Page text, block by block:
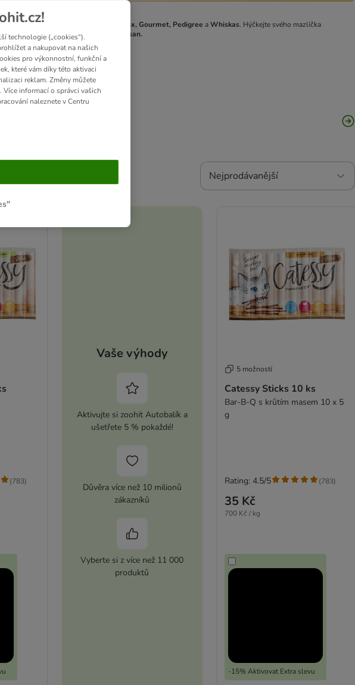
Najdete u nás známé značky jako Felix, Gourmet, Pedigree aWhiskas. Hýčkejte svého mazlíčka
pro kočky:Cat's Best, Benek Catsan.
Nejprodávanější
(783)
Vaše výhody
Aktivujte si zoohit Autobalík a
ušetřete 5 % pokaždé!
Důvěra více než 10 milionů
zákazníků
Vyberte si z více než 11 000
produktů
5 možností
Catessy Sticks 10 ks
Bar-B-Q s krůtím masem 10 x 5
g
35 Kč
700 Kč / kg
-15% Aktivovat Extra slevu
Rating: 4.5/5 (783)
technologie („cookies“).
a nakupovat na našich
pro výkonnostní, funkční a
které vám díky této aktivaci
reklam. Změny můžete
informací o správci vašich
naleznete v Centru